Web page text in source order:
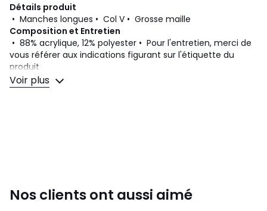
Détails produit
• Manches longues • Col V • Grosse maille
Composition et Entretien
• 88% acrylique, 12% polyester • Pour l'entretien, merci de
vous référer aux indications figurant sur l'étiquette du
produit
Couleurs
Voir plus
Nos clients ont aussi aimé